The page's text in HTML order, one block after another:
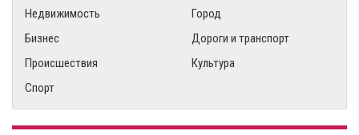
Недвижимость
Город
Бизнес
Дороги и транспорт
Происшествия
Культура
Спорт